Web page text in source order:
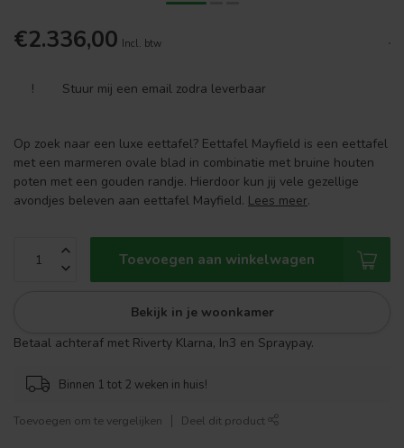
€2.336,00 Incl. btw .
! Stuur mij een email zodra leverbaar
Op zoek naar een luxe eettafel? Eettafel Mayfield is een eettafel
met een marmeren ovale blad in combinatie met bruine houten
poten met een gouden randje. Hierdoor kun jij vele gezellige
avondjes beleven aan eettafel Mayfield. Lees meer.
Toevoegen aan winkelwagen
Bekijk in je woonkamer
Betaal achteraf met Riverty Klarna, In3 en Spraypay.
Binnen 1 tot 2 weken in huis!
Toevoegen om te vergelijken Deel dit product